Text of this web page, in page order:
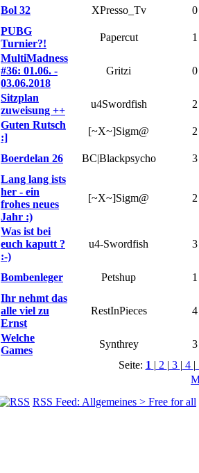
Bol 32 XPresso_Tv
0
PUBG
Turnier?!
Papercut
1
MultiMadness
#36: 01.06. -
03.06.2018
Gritzi 0
Sitzplan
zuweisung ++
u4Swordfish
2
Guten Rutsch
:]
[~X~]Sigm@ 2
Boerdelan 26 BC|Blackpsycho
3
Lang lang ists
her - ein
frohes neues
Jahr :)
[~X~]Sigm@ 2
Was ist bei
euch kaputt ?
:-)
u4-Swordfish 3
Bombenleger Petshup
1
Ihr nehmt das
alle viel zu
Ernst
RestInPieces 4
Welche
Games
Synthrey
3
Seite: 1 | 2 | 3 | 4 |
RSS Feed: Allgemeines > Free for all